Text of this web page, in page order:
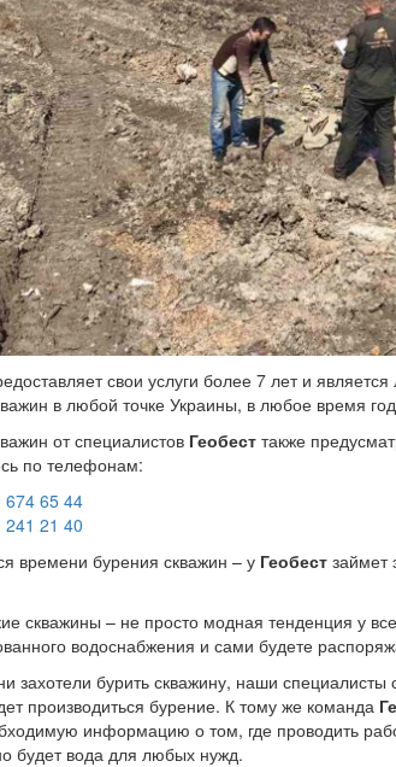
свои услуги более 7 лет и
в любой точке Украины, в любое время
от специалистов Геобест также
по телефонам:
674 65 44
241 21 40
времени бурения скважин – у Геобест займет
скважины – не просто модная тенденция у
водоснабжения и сами будете
захотели бурить скважину, наши
производиться бурение. К тому же команда
информацию о том, где проводить
будет вода для любых нужд.